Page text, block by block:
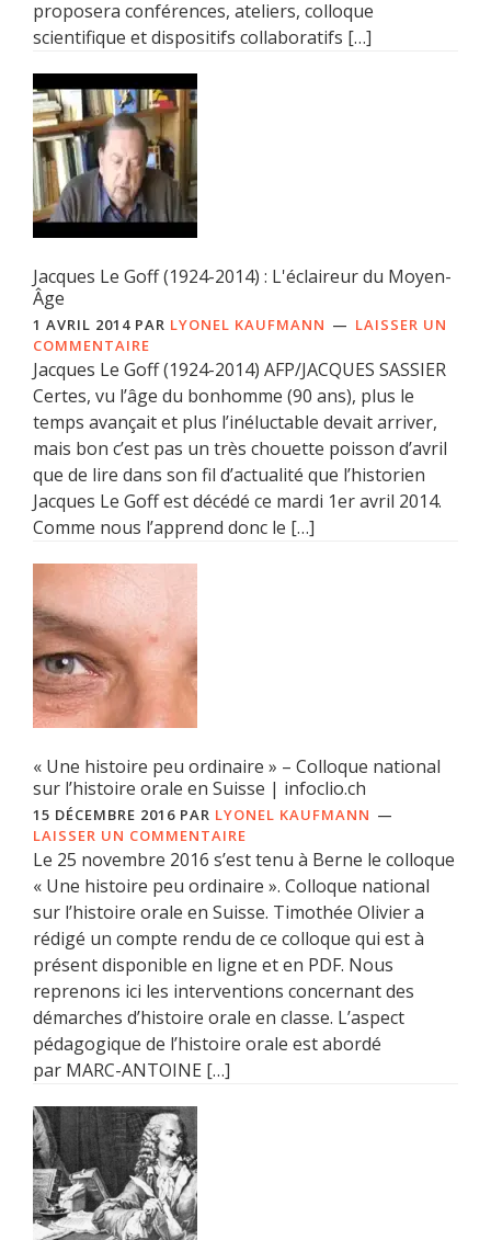
proposera conférences, ateliers, colloque
scientifique et dispositifs collaboratifs […]
Jacques Le Goff (1924-2014) : L'éclaireur du Moyen-
Âge
1 AVRIL 2014 PAR LYONEL KAUFMANN
LAISSER UN
COMMENTAIRE
Jacques Le Goff (1924-2014) AFP/JACQUES SASSIER
Certes, vu l’âge du bonhomme (90 ans), plus le
temps avançait et plus l’inéluctable devait arriver,
mais bon c’est pas un très chouette poisson d’avril
que de lire dans son fil d’actualité que l’historien
Jacques Le Goff est décédé ce mardi 1er avril 2014.
Comme nous l’apprend donc le […]
« Une histoire peu ordinaire » – Colloque national
sur l’histoire orale en Suisse | infoclio.ch
15 DÉCEMBRE 2016 PAR LYONEL KAUFMANN
LAISSER UN COMMENTAIRE
Le 25 novembre 2016 s’est tenu à Berne le colloque
« Une histoire peu ordinaire ». Colloque national
sur l’histoire orale en Suisse. Timothée Olivier a
rédigé un compte rendu de ce colloque qui est à
présent disponible en ligne et en PDF. Nous
reprenons ici les interventions concernant des
démarches d’histoire orale en classe. L’aspect
pédagogique de l’histoire orale est abordé
par MARC-ANTOINE […]